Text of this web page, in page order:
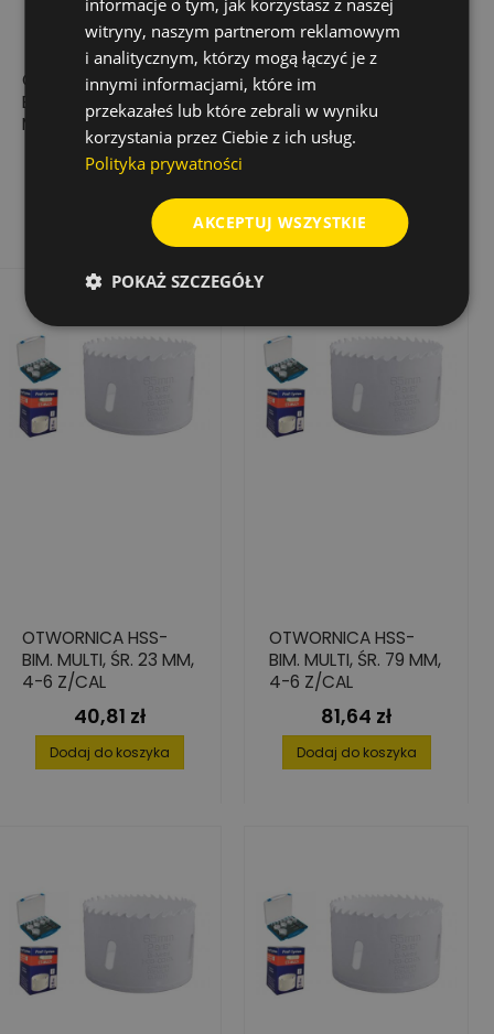
OTWORNICA HSS-
BIM. MULTI, ŚR. 48
MM, 4-6 Z/CAL
Cena
57,44 zł
OTWORNICA HSS-
BIM. MULTI, ŚR. 177
MM, 4-6 Z/CAL
Dodaj do koszyka
OTWORNICA HSS-
BIM. MULTI, ŚR. 23 MM,
4-6 Z/CAL
Cena
40,81 zł
Dodaj do koszyka
OTWORNICA HSS-
BIM. MULTI, ŚR. 79 MM,
4-6 Z/CAL
Cena
81,64 zł
Dodaj do koszyka
informacje o tym, jak korzystasz z naszej
witryny, naszym partnerom reklamowym
i analitycznym, którzy mogą łączyć je z
innymi informacjami, które im
przekazałeś lub które zebrali w wyniku
korzystania przez Ciebie z ich usług.
Polityka prywatności
AKCEPTUJ WSZYSTKIE
POKAŻ SZCZEGÓŁY